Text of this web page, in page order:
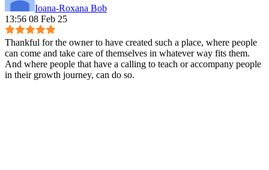
Ioana-Roxana Bob
13:56 08 Feb 25
Thankful for the owner to have created such a place, where people
can come and take care of themselves in whatever way fits them.
And where people that have a calling to teach or accompany people
in their growth journey, can do so.